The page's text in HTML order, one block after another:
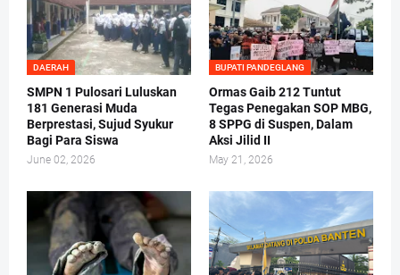
DAERAH
SMPN 1 Pulosari Luluskan
181 Generasi Muda
Berprestasi, Sujud Syukur
Bagi Para Siswa
June 02, 2026
BUPATI PANDEGLANG
Ormas Gaib 212 Tuntut
Tegas Penegakan SOP MBG,
8 SPPG di Suspen, Dalam
Aksi Jilid II
May 21, 2026